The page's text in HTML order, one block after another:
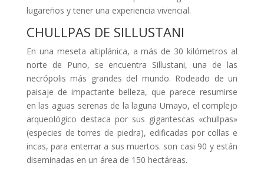
lugareños y tener una experiencia vivencial.
CHULLPAS DE SILLUSTANI
En una meseta altiplánica, a más de 30 kilómetros al
norte de Puno, se encuentra Sillustani, una de las
necrópolis más grandes del mundo. Rodeado de un
paisaje de impactante belleza, que parece resumirse
en las aguas serenas de la laguna Umayo, el complejo
arqueológico destaca por sus gigantescas «chullpas»
(especies de torres de piedra), edificadas por collas e
incas, para enterrar a sus muertos. son casi 90 y están
diseminadas en un área de 150 hectáreas.